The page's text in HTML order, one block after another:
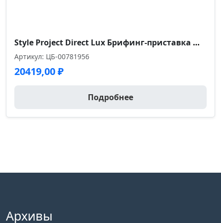
Style Project Direct Lux Брифинг-приставка M-SN-6T1.BR-001 Тиквуд Светлый/Нержавеющая Сталь/Хром 580
Артикул: ЦБ-00781956
20419,00₽
Подробнее
Архивы